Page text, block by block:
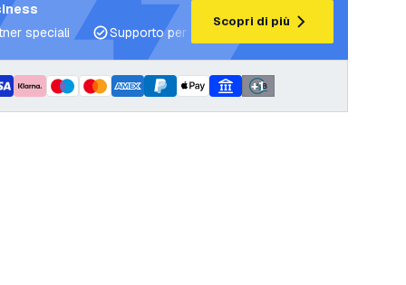
speciali
Supporto per progetti e piani di illuminazione
Scopri di più
+1